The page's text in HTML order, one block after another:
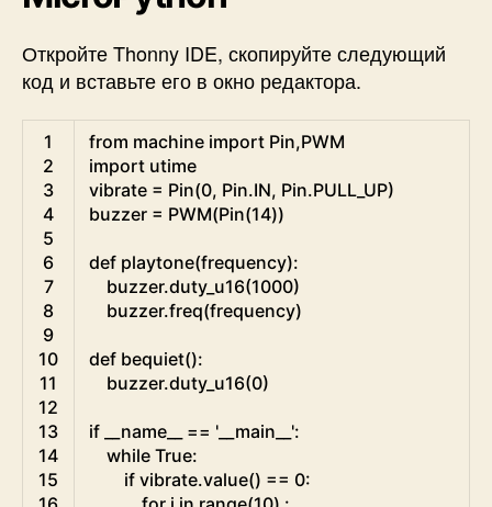
Откройте Thonny IDE, скопируйте следующий
код и вставьте его в окно редактора.
1
2
3
4
5
6
7
8
9
10
11
12
13
14
15
from machine import Pin,PWM
import utime
vibrate = Pin(0, Pin.IN, Pin.PULL_UP)
buzzer = PWM(Pin(14))
def playtone(frequency):
buzzer.duty_u16(1000)
buzzer.freq(frequency)
def bequiet():
buzzer.duty_u16(0)
if __name__ == '__main__':
while True:
if vibrate.value() == 0: